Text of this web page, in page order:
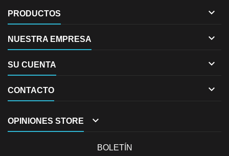
PRODUCTOS 
NUESTRA EMPRESA 
SU CUENTA 
CONTACTO 
OPINIONES STORE 
BOLETÍN